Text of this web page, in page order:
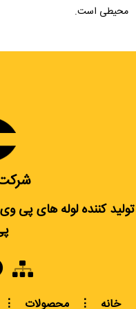
محیطی است.
تولید کننده لوله های پی
خانه ⋮ محصولات ⋮